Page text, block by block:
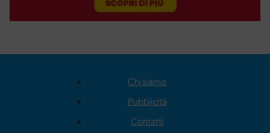
Chi siamo
Pubblicità
Contatti